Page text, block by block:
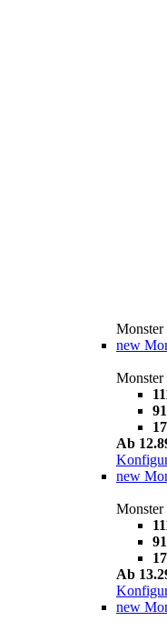
Monster
new
Monster
Ab
new
Monster
Ab
new